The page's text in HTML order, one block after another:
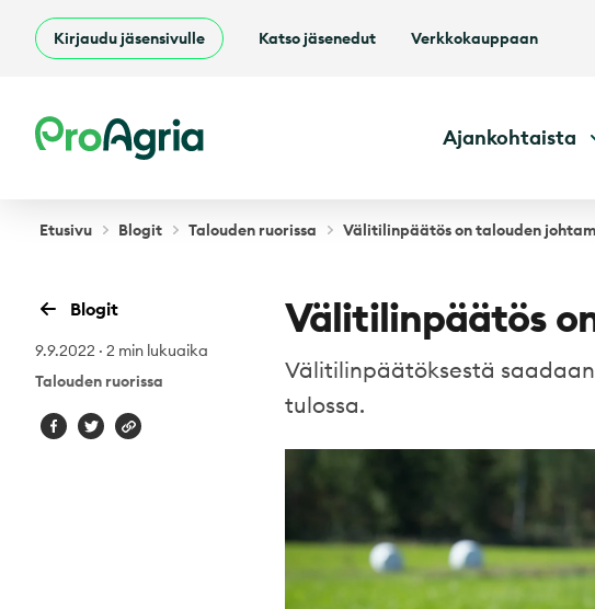
Kirjaudu jäsensivulle Katso jäsenedut Verkkokauppaan
ProAgria Ajankohtaista
Etusivu Blogit Talouden ruorissa Välitilinpäätös on talouden
Blogit
9.9.2022 · 2 min lukuaika
Talouden ruorissa
Välitilinpäätös
Välitilinpäätöksestä
tulossa.